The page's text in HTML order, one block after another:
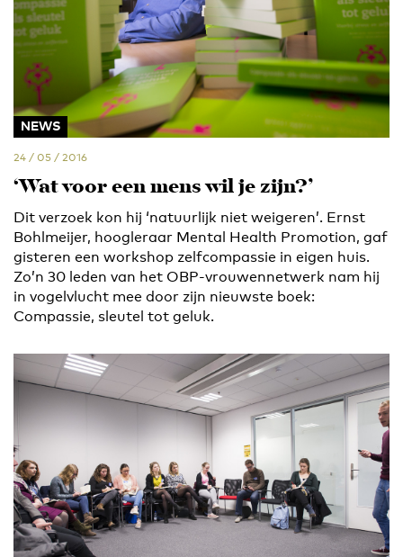
NEWS
24 / 05 / 2016
‘Wat voor een mens wil je zijn?’
Dit verzoek kon hij ‘natuurlijk niet weigeren’. Ernst
Bohlmeijer, hoogleraar Mental Health Promotion, gaf
gisteren een workshop zelfcompassie in eigen huis.
Zo’n 30 leden van het OBP-vrouwennetwerk nam hij
in vogelvlucht mee door zijn nieuwste boek:
Compassie, sleutel tot geluk.